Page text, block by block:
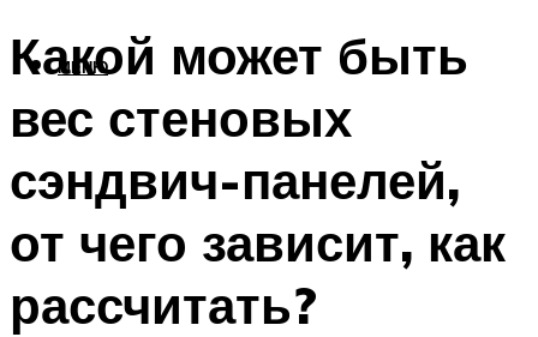
МЕНЮ
Какой может быть
вес стеновых
сэндвич-панелей,
от чего зависит, как
рассчитать?